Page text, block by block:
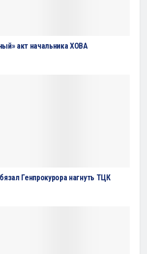
акт начальника ХОВА
Генпрокурора нагнуть ТЦК